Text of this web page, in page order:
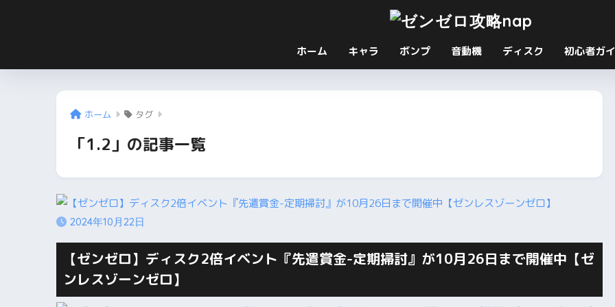
ホーム キャラ ボンプ 音動機 ディスク 初心者ガ
ホーム タグ
「1.2」の記事一覧
2024年10月22日
【ゼンゼロ】ディスク2倍イベント『先遣賞金-定期掃討』が10月26日まで開催中【ゼ
ンレスゾーンゼロ】